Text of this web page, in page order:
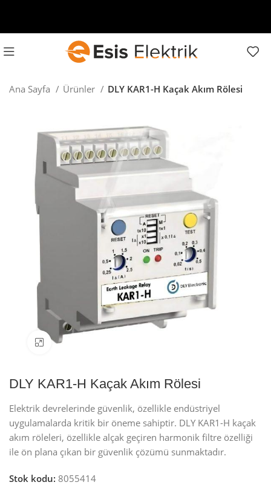
Ana Sayfa Ürünler DLY KAR1-H Kaçak Akım Rölesi
Resmi büyüt
DLY KAR1-H Kaçak Akım Rölesi
Elektrik devrelerinde güvenlik, özellikle endüstriyel
uygulamalarda kritik bir öneme sahiptir. DLY KAR1-H kaçak
akım röleleri, özellikle alçak geçiren harmonik filtre özelliği
ile ön plana çıkan bir güvenlik çözümü sunmaktadır.
Stok kodu: 8055414